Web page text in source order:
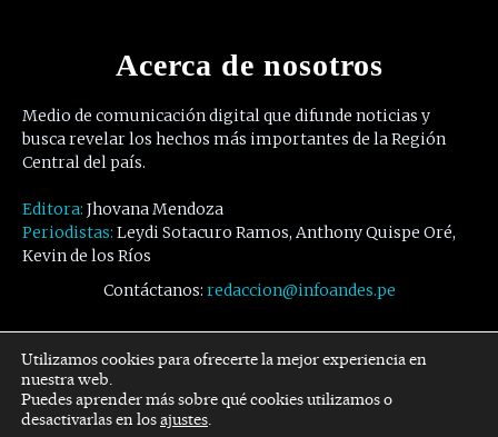
Acerca de nosotros
Medio de comunicación digital que difunde noticias y
busca revelar los hechos más importantes de la Región
Central del país.
Editora: Jhovana Mendoza
Periodistas: Leydi Sotacuro Ramos, Anthony Quispe Oré,
Kevin de los Ríos
Contáctanos: redaccion@infoandes.pe
Síguenos
Facebook Twitter Youtube
Utilizamos cookies para ofrecerte la mejor experiencia en
nuestra web.
Puedes aprender más sobre qué cookies utilizamos o
desactivarlas en losajustes.